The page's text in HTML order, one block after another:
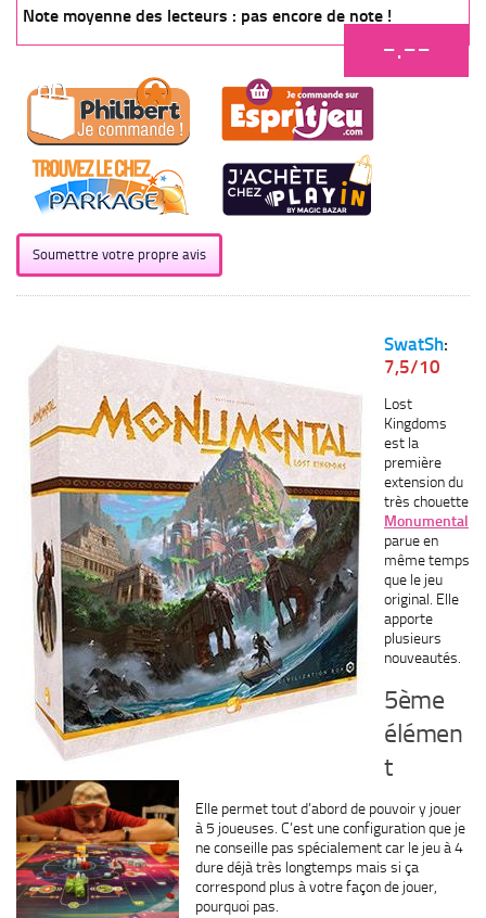
Note moyenne des lecteurs : pas encore de note !
-.--
Soumettre votre propre avis
SwatSh:
7,5/10
Lost
Kingdoms
est la
première
extension du
très chouette
Monumental
parue en
même temps
que le jeu
original. Elle
apporte
plusieurs
nouveautés.
5ème
élémen
t
Elle permet tout d’abord de pouvoir y jouer
à 5 joueuses. C’est une configuration que je
ne conseille pas spécialement car le jeu à 4
dure déjà très longtemps mais si ça
correspond plus à votre façon de jouer,
pourquoi pas.